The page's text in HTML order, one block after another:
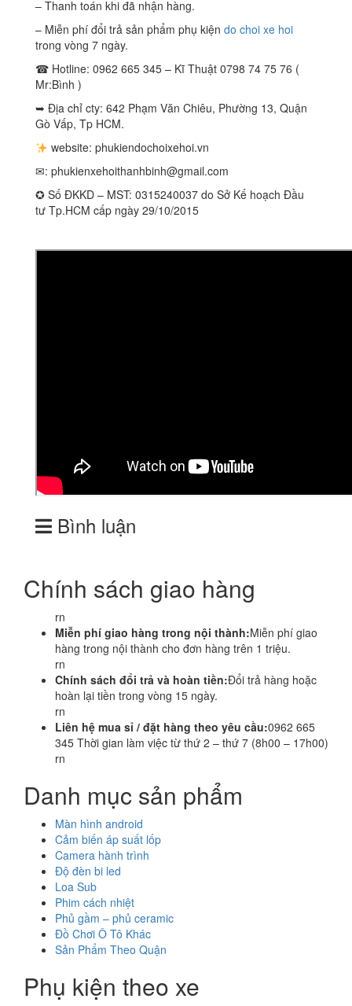
– Thanh toán khi đã nhận hàng.
– Miễn phí đổi trả sản phẩm phụ kiện do choi xe hoi
trong vòng 7 ngày.
☎ Hotline: 0962 665 345 – Kĩ Thuật 0798 74 75 76 (
Mr:Bình )
➥ Địa chỉ cty: 642 Phạm Văn Chiêu, Phường 13, Quận
Gò Vấp, Tp HCM.
website: phukiendochoixehoi.vn
✉: phukienxehoithanhbinh@gmail.com
✪ Số ĐKKD – MST: 0315240037 do Sở Kế hoạch Đầu
tư Tp.HCM cấp ngày 29/10/2015
Bình luận
Chính sách giao hàng
rn
Miễn phí giao hàng trong nội thành:Miễn phí giao
hàng trong nội thành cho đơn hàng trên 1 triệu.
rn
Chính sách đổi trả và hoàn tiền:Đổi trả hàng hoặc
hoàn lại tiền trong vòng 15 ngày.
rn
Liên hệ mua sỉ / đặt hàng theo yêu cầu:0962 665
345 Thời gian làm việc từ thứ 2 – thứ 7 (8h00 – 17h00)
rn
Danh mục sản phẩm
Màn hình android
Cảm biến áp suất lốp
Camera hành trình
Độ đèn bi led
Loa Sub
Phim cách nhiệt
Phủ gầm – phủ ceramic
Đồ Chơi Ô Tô Khác
Sản Phẩm Theo Quận
Phụ kiện theo xe